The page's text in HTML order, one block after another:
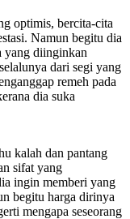
optimis, bercita-cita
Namun begitu dia
yang diinginkan
dari segi yang
remeh pada
dia suka
kalah dan pantang
sifat yang
ingin memberi yang
begitu harga dirinya
mengapa seseorang